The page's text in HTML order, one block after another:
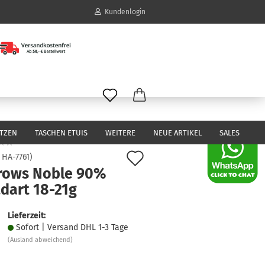
Kundenlogin
erstellen
vergessen?
TASCHEN ETUIS NEUE ARTIKEL SALES
WEITERE
HA-7761)
Noble 90%
18-21g
Lieferzeit:
Sofort | Versand DHL 1-3 Tage
(Ausland abweichend)